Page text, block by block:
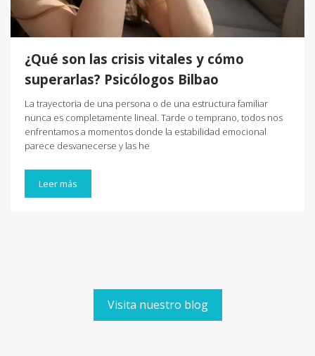
¿Qué son las crisis vitales y cómo
superarlas? Psicólogos Bilbao
La trayectoria de una persona o de una estructura familiar
nunca es completamente lineal. Tarde o temprano, todos nos
enfrentamos a momentos donde la estabilidad emocional
parece desvanecerse y las he
Leer más
Visita nuestro blog